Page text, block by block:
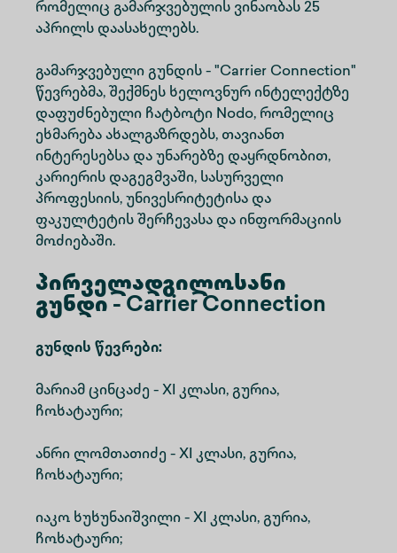
რომელიც გამარჯვებულის ვინაობას 25
აპრილს დაასახელებს.
გამარჯვებული გუნდის - "Carrier Connection"
წევრებმა, შექმნეს ხელოვნურ ინტელექტზე
დაფუძნებული ჩატბოტი Nodo, რომელიც
ეხმარება ახალგაზრდებს, თავიანთ
ინტერესებსა და უნარებზე დაყრდნობით,
კარიერის დაგეგმვაში, სასურველი
პროფესიის, უნივესრიტეტისა და
ფაკულტეტის შერჩევასა და ინფორმაციის
მოძიებაში.
პირველადგილოსანი
გუნდი - Carrier Connection
გუნდის წევრები:
მარიამ ცინცაძე - XI კლასი, გურია,
ჩოხატაური;
ანრი ლომთათიძე - XI კლასი, გურია,
ჩოხატაური;
იაკო ხუხუნაიშვილი - XI კლასი, გურია,
ჩოხატაური;